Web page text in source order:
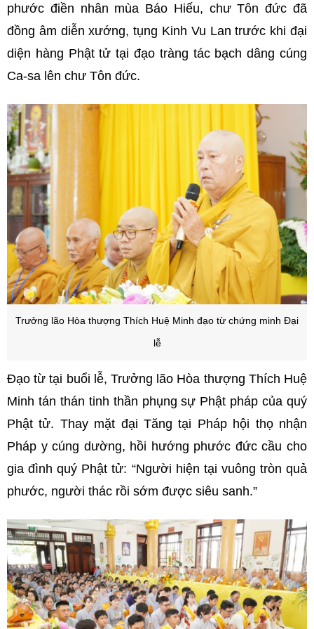
phước điền nhân mùa Báo Hiếu, chư Tôn đức đã
đồng âm diễn xướng, tụng Kinh Vu Lan trước khi đại
diện hàng Phật tử tại đạo tràng tác bạch dâng cúng
Ca-sa lên chư Tôn đức.
Trưởng lão Hòa thượng Thích Huệ Minh đạo từ chứng minh Đại
lễ
Đạo từ tại buổi lễ, Trưởng lão Hòa thượng Thích Huệ
Minh tán thán tinh thần phụng sự Phật pháp của quý
Phật tử. Thay mặt đại Tăng tại Pháp hội thọ nhận
Pháp y cúng dường, hồi hướng phước đức cầu cho
gia đình quý Phật tử: “Người hiện tại vuông tròn quả
phước, người thác rồi sớm được siêu sanh.”